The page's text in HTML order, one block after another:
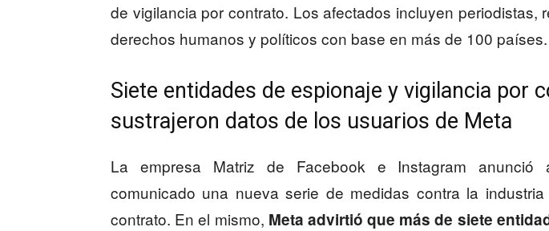
de vigilancia por contrato. Los afectados incluyen periodistas,
derechos humanos y políticos con base en más de 100 países.
Siete entidades de espionaje y vigilancia por
sustrajeron datos de los usuarios de Meta
La empresa Matriz de Facebook e Instagram
comunicado una nueva serie de medidas contra la
contrato. En el mismo, Meta advirtió que más de siete